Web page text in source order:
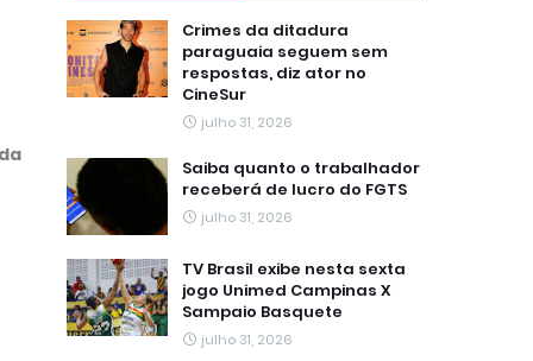
Crimes da ditadura
paraguaia seguem sem
respostas, diz ator no
CineSur
julho 31, 2026
Saiba quanto o trabalhador
receberá de lucro do FGTS
julho 31, 2026
TV Brasil exibe nesta sexta
jogo Unimed Campinas X
Sampaio Basquete
julho 31, 2026